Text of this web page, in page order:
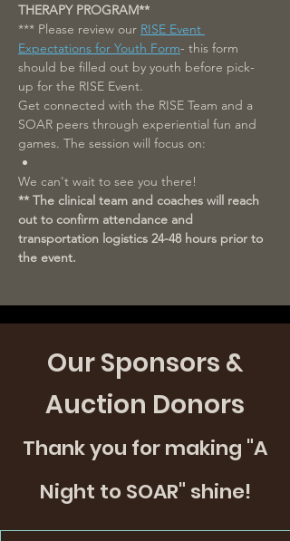
THERAPY PROGRAM**
*** Please review our RISE Event
Expectations for Youth Form- this form
should be filled out by youth before pick-
up for the RISE Event.
Get connected with the RISE Team and a
SOAR peers through experiential fun and
games. The session will focus on:
We can't wait to see you there!
** The clinical team and coaches will reach
out to confirm attendance and
transportation logistics 24-48 hours prior to
the event.
Our Sponsors &
Auction Donors
Thank you for making "A
Night to SOAR" shine!